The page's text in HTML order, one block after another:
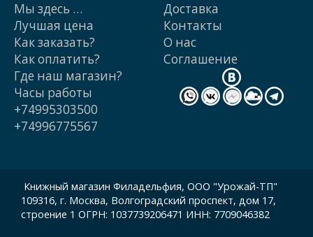
Мы здесь …
Лучшая цена
Как заказать?
Как оплатить?
Доставка
Контакты
О нас
Cоглашение
Где наш магазин?
Часы работы
+74995303500
+74996775567
Книжный магазин Филадельфия, ООО "Урожай-ТП"
109316, г. Москва, Волгоградский проспект, дом 17,
строение 1 ОГРН: 1037739206471 ИНН: 7709046382